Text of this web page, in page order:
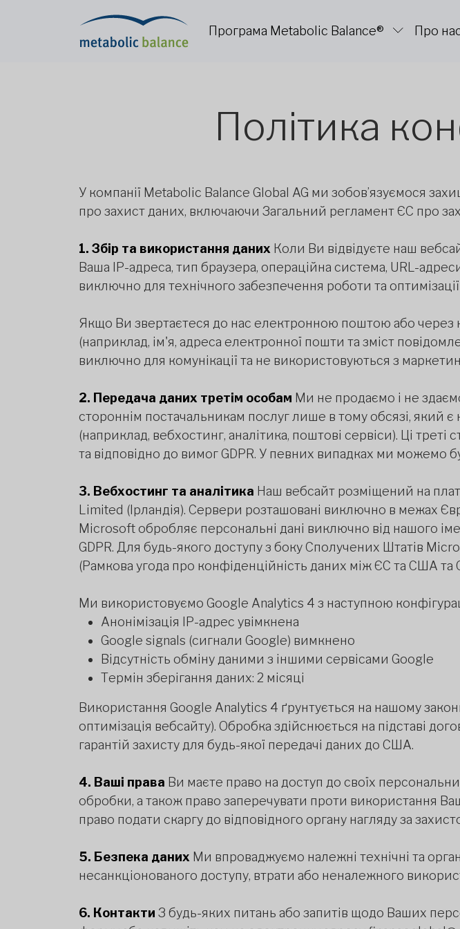
Програма Metabolic Balance® Про
Політика
У компанії Metabolic Balance Global AG ми зобов’язуємося
про захист даних, включаючи Загальний регламент ЄС про
1. Збір та використання даних Коли Ви відвідуєте наш
Ваша IP-адреса, тип браузера, операційна система, URL-
виключно для технічного забезпечення роботи та
Якщо Ви звертаєтеся до нас електронною поштою або через
(наприклад, ім'я, адреса електронної пошти та зміст
виключно для комунікації та не використовуються з
2. Передача даних третім особам Ми не продаємо і не
стороннім постачальникам послуг лише в тому обсязі, який
(наприклад, вебхостинг, аналітика, поштові сервіси). Ці
та відповідно до вимог GDPR. У певних випадках ми можемо
3. Вебхостинг та аналітика Наш вебсайт розміщений на
Limited (Ірландія). Сервери розташовані виключно в межах
Microsoft обробляє персональні дані виключно від нашого
GDPR. Для будь-якого доступу з боку Сполучених Штатів
(Рамкова угода про конфіденційність даних між ЄС та США та
Ми використовуємо Google Analytics 4 з наступною
Анонімізація IP-адрес увімкнена
Google signals (сигнали Google) вимкнено
Відсутність обміну даними з іншими сервісами Google
Термін зберігання даних: 2 місяці
Використання Google Analytics 4 ґрунтується на нашому
оптимізація вебсайту). Обробка здійснюється на підставі
гарантій захисту для будь-якої передачі даних до США.
4. Ваші права Ви маєте право на доступ до своїх
обробки, а також право заперечувати проти використання
право подати скаргу до відповідного органу нагляду за
5. Безпека даних Ми впроваджуємо належні технічні та
несанкціонованого доступу, втрати або неналежного
6. Контакти З будь-яких питань або запитів щодо Ваших